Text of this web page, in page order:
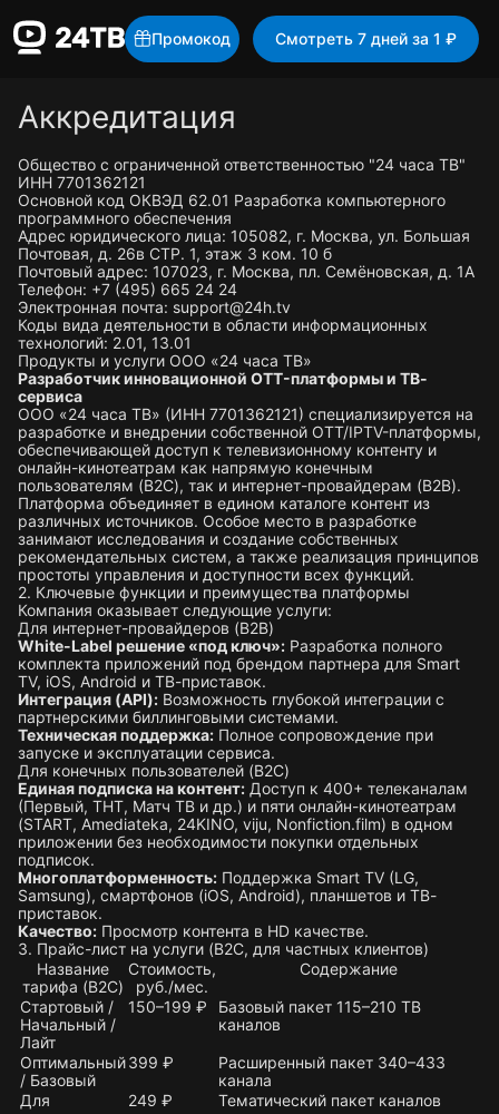
Промокод Смотреть 7 дней за 1 ₽
Аккредитация
Общество с ограниченной ответственностью "24 часа ТВ"
ИНН 7701362121
Основной код ОКВЭД 62.01 Разработка компьютерного
программного обеспечения
Адрес юридического лица: 105082, г. Москва, ул. Большая
Почтовая, д. 26в СТР. 1, этаж 3 ком. 10 б
Почтовый адрес: 107023, г. Москва, пл. Семёновская, д. 1А
Телефон: +7 (495) 665 24 24
Электронная почта: support@24h.tv
Коды вида деятельности в области информационных
технологий: 2.01, 13.01
Продукты и услуги ООО «24 часа ТВ»
Разработчик инновационной OTT-платформы и ТВ-
сервиса
ООО «24 часа ТВ» (ИНН 7701362121) специализируется на
разработке и внедрении собственной OTT/IPTV-платформы,
обеспечивающей доступ к телевизионному контенту и
онлайн-кинотеатрам как напрямую конечным
пользователям (B2C), так и интернет-провайдерам (B2B).
Платформа объединяет в едином каталоге контент из
различных источников. Особое место в разработке
занимают исследования и создание собственных
рекомендательных систем, а также реализация принципов
простоты управления и доступности всех функций.
2. Ключевые функции и преимущества платформы
Компания оказывает следующие услуги:
Для интернет-провайдеров (B2B)
White-Label решение «под ключ»: Разработка полного
комплекта приложений под брендом партнера для Smart
TV, iOS, Android и ТВ-приставок.
Интеграция (API): Возможность глубокой интеграции с
партнерскими биллинговыми системами.
Техническая поддержка: Полное сопровождение при
запуске и эксплуатации сервиса.
Для конечных пользователей (B2C)
Единая подписка на контент: Доступ к 400+ телеканалам
(Первый, ТНТ, Матч ТВ и др.) и пяти онлайн-кинотеатрам
(START, Amediateka, 24KINO, viju, Nonfiction.film) в одном
приложении без необходимости покупки отдельных
подписок.
Многоплатформенность: Поддержка Smart TV (LG,
Samsung), смартфонов (iOS, Android), планшетов и ТВ-
приставок.
Качество: Просмотр контента в HD качестве.
3. Прайс-лист на услуги (B2C, для частных клиентов)
Название
тарифа (B2C)
Стоимость,
руб./мес.
Содержание
Стартовый /
Начальный /
Лайт
150–199 ₽
Базовый пакет 115–210 ТВ
каналов
Оптимальный
/ Базовый
399 ₽
Расширенный пакет 340–433
канала
Для
249 ₽
Тематический пакет каналов